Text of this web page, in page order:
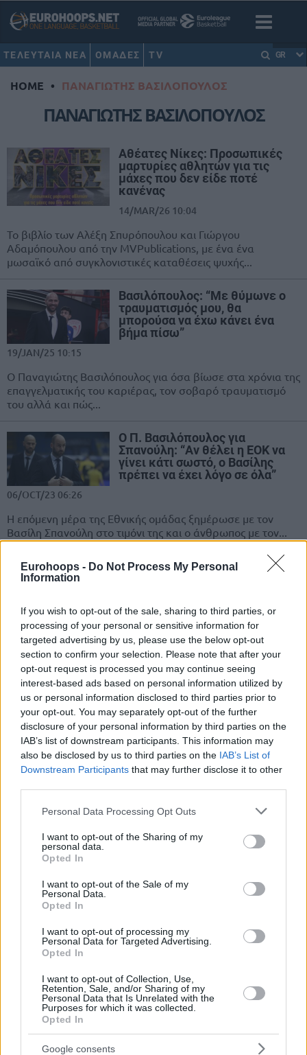
Eurohoops - Do Not Process My Personal
Information
If you wish to opt-out of the sale, sharing to third parties, or
processing of your personal or sensitive information for
targeted advertising by us, please use the below opt-out
section to confirm your selection. Please note that after your
opt-out request is processed you may continue seeing
interest-based ads based on personal information utilized by
us or personal information disclosed to third parties prior to
your opt-out. You may separately opt-out of the further
disclosure of your personal information by third parties on the
IAB’s list of downstream participants. This information may
also be disclosed by us to third parties on the IAB’s List of
Downstream Participants that may further disclose it to other
Please note that this website/app uses one or more Google
not limited to your visit or usage behaviour. You may click to
grant or deny consent to Google and its third-party tags to
use your data for below specified purposes in below Google
consent section.
Personal Data Processing Opt Outs
I want to opt-out of the Sharing of my
personal data.
Opted In
I want to opt-out of the Sale of my
Personal Data.
Opted In
I want to opt-out of processing my
Personal Data for Targeted Advertising.
Opted In
I want to opt-out of Collection, Use,
Retention, Sale, and/or Sharing of my
Personal Data that Is Unrelated with the
Purposes for which it was collected.
Opted In
Google consents
ΤΕΛΕΥΤΑΙΑ ΝΕΑ ΟΜΑΔΕΣ TV GR
HOME • ΠΑΝΑΓΙΩΤΗΣ ΒΑΣΙΛΟΠΟΥΛΟΣ
ΠΑΝΑΓΙΩΤΗΣ ΒΑΣΙΛΟΠΟΥΛΟΣ
Αθέατες Νίκες: Προσωπικές
μαρτυρίες αθλητών για τις
μάχες που δεν είδε ποτέ
κανένας
14/MAR/26 10:04
Το βιβλίο των Αλέξη Σπυρόπουλου και Γιώργου
Αδαμόπουλου από την MVPublications, με ένα ένα
μωσαϊκό από συγκλονιστικές καταθέσεις ψυχής...
Βασιλόπουλος: “Με θύμωνε ο
τραυματισμός μου, θα
μπορούσα να έχω κάνει ένα
βήμα πίσω”
19/JAN/25 10:15
Ο Παναγιώτης Βασιλόπουλος για όσα βίωσε στα χρόνια της
επαγγελματικής του καριέρας, τον σοβαρό τραυματισμό
του αλλά και πώς...
Ο Π. Βασιλόπουλος για
Σπανούλη: “Αν θέλει η ΕΟΚ να
γίνει κάτι σωστό, ο Βασίλης
πρέπει να έχει λόγο σε όλα”
06/OCT/23 06:26
Η επόμενη μέρα της Εθνικής ομάδας ξημέρωσε με τον
Βασίλη Σπανούλη στο τιμόνι της και ο άνθρωπος με τον...
Ο ΜακΚίσικ, ο Ουόκαπ και οι
14/APR/23 14:14
Ο Ολυμπιακός επέκτεινε το συμβόλαιο των Σακίλ ΜακΚίσικ
και Τόμας Ουόκαπ και το Eurohoops θυμάται πρόωρες
ανανεώσεις στην σύγχρονη...
Δεν είναι μόνο ο Φαλ: 10+1
επεκτάσεις συμβολαίου από
τον Ολυμπιακό
01/MAR/22 14:08
Ο Ολυμπιακός επέκτεινε το συμβόλαιο του Μουσταφά Φαλ
και το Eurohoops θυμάται πρόωρες ανανεώσεις στην
Περιστέρι: “Αποχαιρέτησε” τον
Παναγιώτη Βασιλόπουλο
Μετά από 3 χρόνια, το Περιστέρι και
ζωντανό στην πρόκριση
22/DEC/20 08:05
Το Περιστέρι δεν θέλει να χάσει το τρένο της πρόκρισης
για την επόμενη φάση του Basketball Champions League